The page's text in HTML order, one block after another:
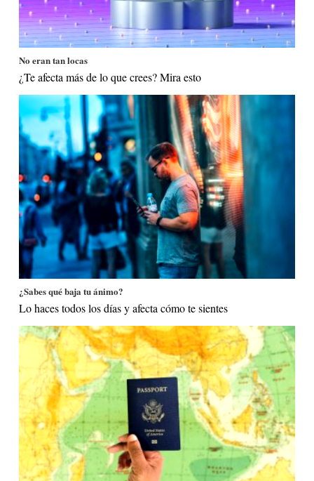
No eran tan locas
¿Te afecta más de lo que crees? Mira esto
¿Sabes qué baja tu ánimo?
Lo haces todos los días y afecta cómo te sientes